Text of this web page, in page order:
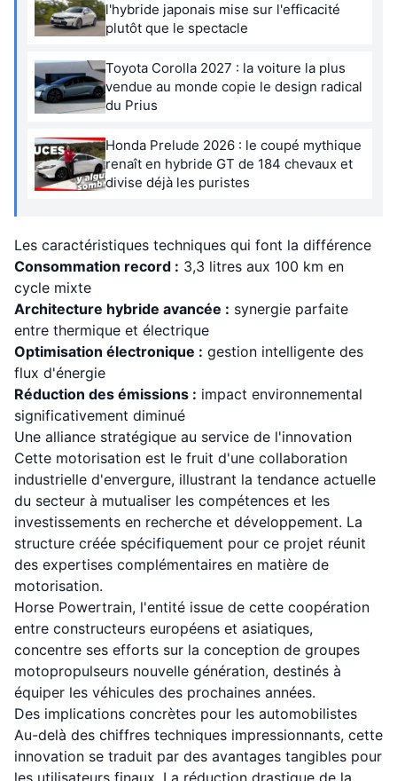
l'hybride japonais mise sur l'efficacité
plutôt que le spectacle
Toyota Corolla 2027 : la voiture la plus
vendue au monde copie le design radical
du Prius
Honda Prelude 2026 : le coupé mythique
renaît en hybride GT de 184 chevaux et
divise déjà les puristes
Les caractéristiques techniques qui font la différence
Consommation record : 3,3 litres aux 100 km en
cycle mixte
Architecture hybride avancée : synergie parfaite
entre thermique et électrique
Optimisation électronique : gestion intelligente des
flux d'énergie
Réduction des émissions : impact environnemental
significativement diminué
Une alliance stratégique au service de l'innovation
Cette motorisation est le fruit d'une collaboration
industrielle d'envergure, illustrant la tendance actuelle
du secteur à mutualiser les compétences et les
investissements en recherche et développement. La
structure créée spécifiquement pour ce projet réunit
des expertises complémentaires en matière de
motorisation.
Horse Powertrain, l'entité issue de cette coopération
entre constructeurs européens et asiatiques,
concentre ses efforts sur la conception de groupes
motopropulseurs nouvelle génération, destinés à
équiper les véhicules des prochaines années.
Des implications concrètes pour les automobilistes
Au-delà des chiffres techniques impressionnants, cette
innovation se traduit par des avantages tangibles pour
les utilisateurs finaux. La réduction drastique de la